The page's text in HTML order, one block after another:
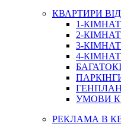
КВАРТИРИ
1-
2-
3-
4-
УМОВИ
РЕКЛАМА В